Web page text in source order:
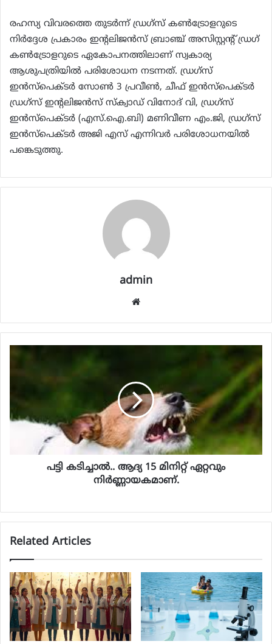
രഹസ്യ വിവരത്തെ തുടര്‍ന്ന് ഡ്രഗ്സ് കണ്‍ട്രോളറുടെ
നിര്‍ദ്ദേശ പ്രകാരം ഇന്റലിജന്‍സ് ബ്രാഞ്ച് അസിസ്റ്റന്റ് ഡ്രഗ്
കണ്‍ട്രോളറുടെ ഏകോപനത്തിലാണ് സ്വകാര്യ
ആശുപത്രിയില്‍ പരിശോധന നടന്നത്. ഡ്രഗ്സ്
ഇന്‍സ്‌പെക്ടര്‍ സോണ്‍ 3 പ്രവീണ്‍, ചീഫ് ഇന്‍സ്പെക്ടര്‍
ഡ്രഗ്‌സ് ഇന്റലിജന്‍സ് സ്‌ക്വാഡ് വിനോദ് വി, ഡ്രഗ്സ്
ഇന്‍സ്പെക്ടര്‍ (എസ്.ഐ.ബി) മണിവീണ എം.ജി, ഡ്രഗ്സ്
ഇന്‍സ്‌പെക്ടര്‍ അജി എസ് എന്നിവര്‍ പരിശോധനയില്‍
പങ്കെടുത്തു.
admin
പട്ടി കടിച്ചാൽ.. ആദ്യ 15 മിനിറ്റ് ഏറ്റവും
നിർണ്ണായകമാണ്.
Related Articles